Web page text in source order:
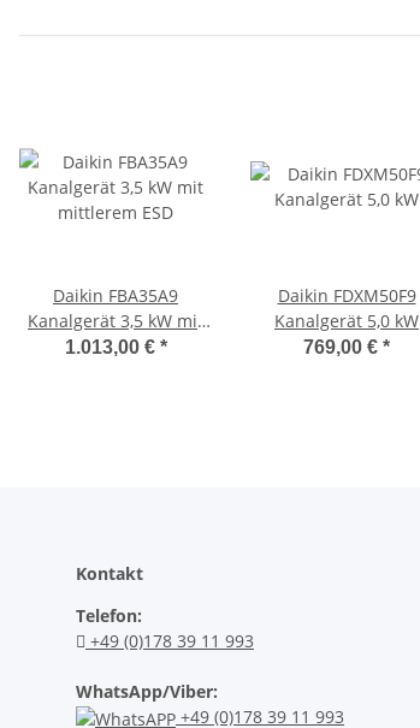
Daikin FBA35A9
Kanalgerät 3,5 kW mit
mittlerem ESD
1.013,00 € *
Daikin FDXM50F9
Kanalgerät 5,0 kW
769,00 € *
Kontakt
Telefon:
+49 (0)178 39 11 993
WhatsApp/Viber:
+49 (0)178 39 11 993